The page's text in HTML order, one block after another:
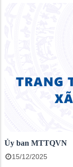
Ủy ban MTTQVN
15/12/2025